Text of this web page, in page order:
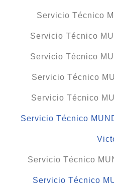
Servicio Técnico
Servicio Técnico
Servicio Técnico
Servicio Técnico
Servicio Técnico
Servicio Técnico
Servicio Técnico
Servicio Técnico